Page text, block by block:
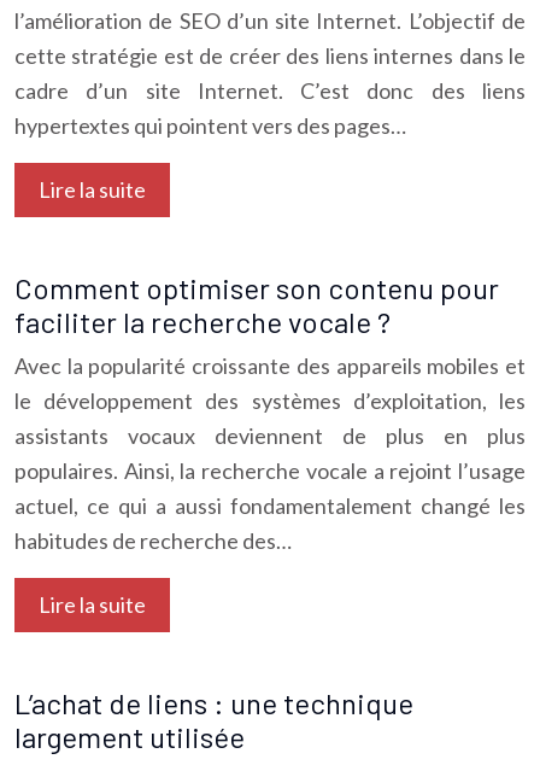
l’amélioration de SEO d’un site Internet. L’objectif de
cette stratégie est de créer des liens internes dans le
cadre d’un site Internet. C’est donc des liens
hypertextes qui pointent vers des pages…
Lire la suite
Comment optimiser son contenu pour
faciliter la recherche vocale ?
Avec la popularité croissante des appareils mobiles et
le développement des systèmes d’exploitation, les
assistants vocaux deviennent de plus en plus
populaires. Ainsi, la recherche vocale a rejoint l’usage
actuel, ce qui a aussi fondamentalement changé les
habitudes de recherche des…
Lire la suite
L’achat de liens : une technique
largement utilisée